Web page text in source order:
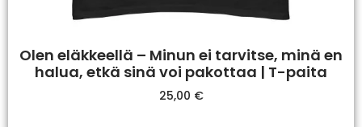
Olen eläkkeellä – Minun ei tarvitse, minä en
halua, etkä sinä voi pakottaa | T-paita
25,00 €